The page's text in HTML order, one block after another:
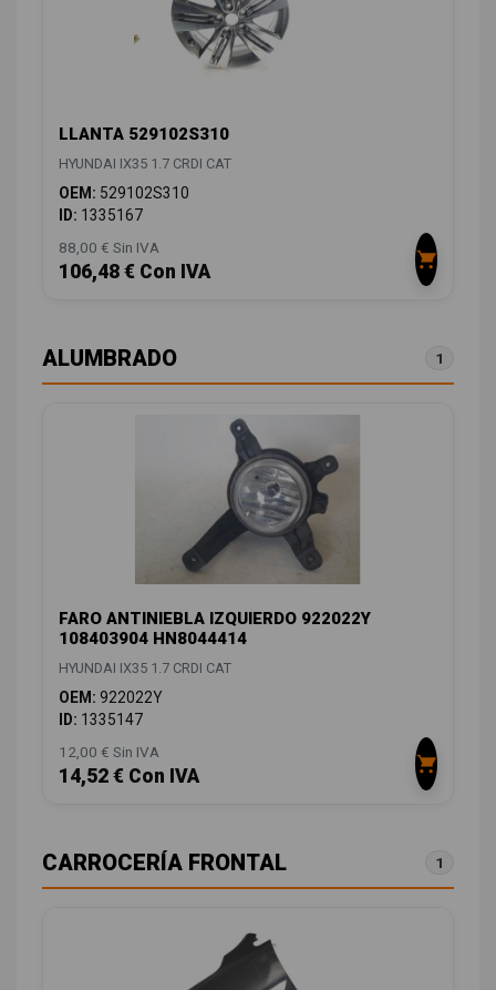
LLANTA 529102S310
HYUNDAI IX35 1.7 CRDI CAT
OEM: 529102S310
ID: 1335167
88,00 € Sin IVA
106,48 € Con IVA
ALUMBRADO 1
FARO ANTINIEBLA IZQUIERDO 922022Y
108403904 HN8044414
HYUNDAI IX35 1.7 CRDI CAT
OEM: 922022Y
ID: 1335147
12,00 € Sin IVA
14,52 € Con IVA
CARROCERÍA FRONTAL 1